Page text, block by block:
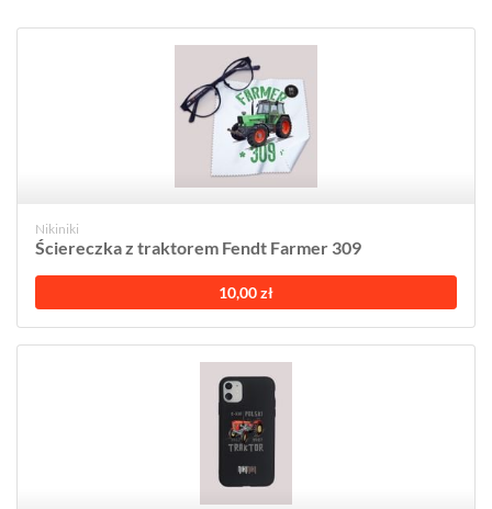
Nikiniki
Ściereczka z traktorem Fendt Farmer 309
10,00 zł